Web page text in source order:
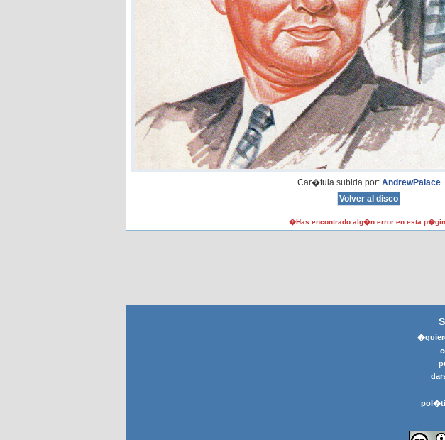
Car�tula subida por: AndrewPalace
�Has encontrado alg�n error en esta